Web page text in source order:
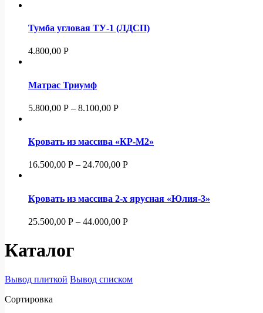
Тумба угловая ТУ-1 (ЛДСП)
4.800,00 Р
Матрас Триумф
5.800,00 Р – 8.100,00 Р
Кровать из массива «КР-М2»
16.500,00 Р – 24.700,00 Р
Кровать из массива 2-х ярусная «Юлия-3»
25.500,00 Р – 44.000,00 Р
Каталог
Вывод плиткой Вывод списком
Сортировка